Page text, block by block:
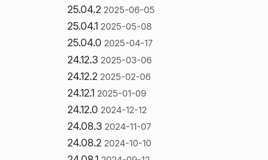
25.04.2 2025-06-05
25.04.1 2025-05-08
25.04.0 2025-04-17
24.12.3 2025-03-06
24.12.2 2025-02-06
24.12.1 2025-01-09
24.12.0 2024-12-12
24.08.3 2024-11-07
24.08.2 2024-10-10